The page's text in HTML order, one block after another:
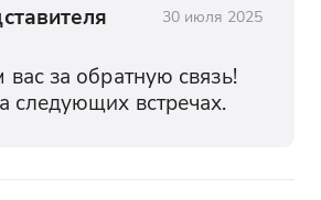
30 июля 2025
за обратную связь!
следующих встречах.